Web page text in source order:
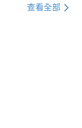
查看全部